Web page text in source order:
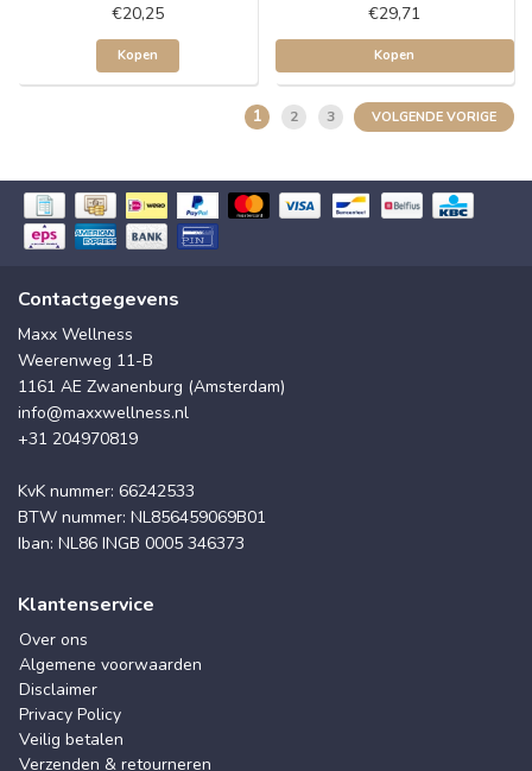
€20,25
Kopen
€29,71
Kopen
1 2 3 VOLGENDE VORIGE
Contactgegevens
Maxx Wellness
Weerenweg 11-B
1161 AE Zwanenburg (Amsterdam)
info@maxxwellness.nl
+31 204970819
KvK nummer: 66242533
BTW nummer: NL856459069B01
Iban: NL86 INGB 0005 346373
Klantenservice
Over ons
Algemene voorwaarden
Disclaimer
Privacy Policy
Veilig betalen
Verzenden & retourneren